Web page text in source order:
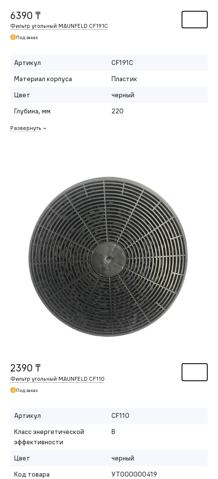
6390 ₸
Фильтр угольный MAUNFELD CF191C
Под заказ
Артикул
CF191C
Материал корпуса
Пластик
Цвет
черный
Глубина, мм
220
Развернуть
2390 ₸
Фильтр угольный MAUNFELD CF110
Под заказ
Артикул
CF110
Класс энергетической
эффективности
B
Цвет
черный
Код товара
УТ000000419